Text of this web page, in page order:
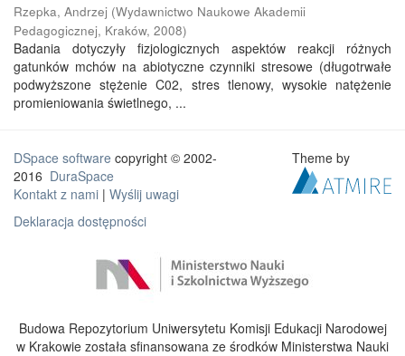
Rzepka, Andrzej (Wydawnictwo Naukowe Akademii
Pedagogicznej, Kraków, 2008)
Badania dotyczyły fizjologicznych aspektów reakcji różnych
gatunków mchów na abiotyczne czynniki stresowe (długotrwałe
podwyższone stężenie C02, stres tlenowy, wysokie natężenie
promieniowania świetlnego, ...
DSpace software copyright © 2002-
2016 DuraSpace
Kontakt z nami | Wyślij uwagi
Deklaracja dostępności
Theme by
Budowa Repozytorium Uniwersytetu Komisji Edukacji Narodowej
w Krakowie została sfinansowana ze środków Ministerstwa Nauki